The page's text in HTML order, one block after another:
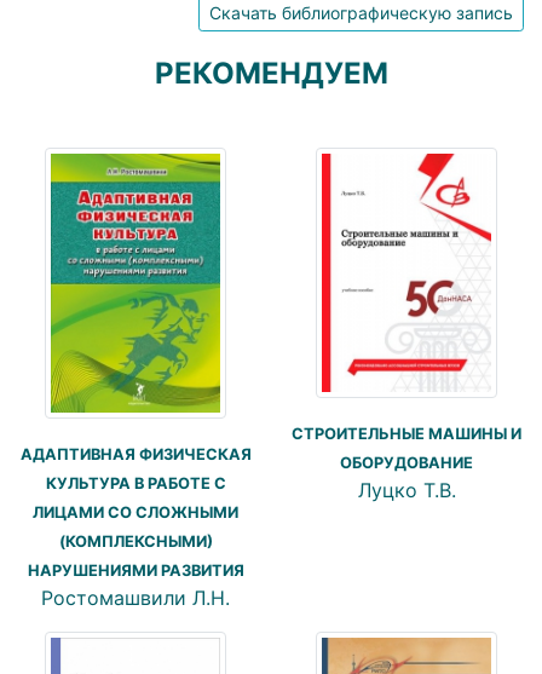
Скачать библиографическую запись
РЕКОМЕНДУЕМ
АДАПТИВНАЯ ФИЗИЧЕСКАЯ
КУЛЬТУРА В РАБОТЕ С
ЛИЦАМИ СО СЛОЖНЫМИ
(КОМПЛЕКСНЫМИ)
НАРУШЕНИЯМИ РАЗВИТИЯ
Ростомашвили Л.Н.
СТРОИТЕЛЬНЫЕ МАШИНЫ И
ОБОРУДОВАНИЕ
Луцко Т.В.